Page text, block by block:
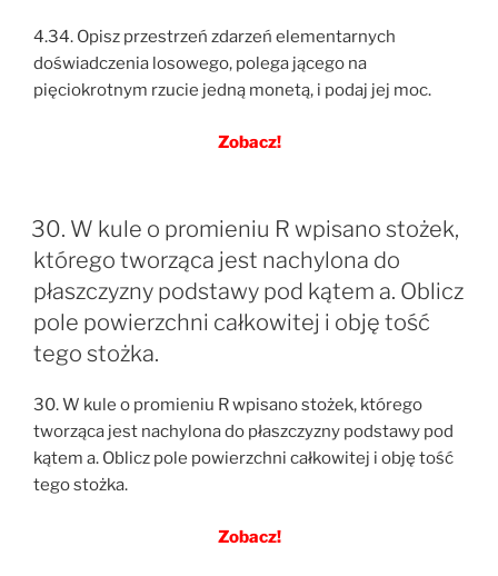
4.34. Opisz przestrzeń zdarzeń elementarnych
doświadczenia losowego, polega jącego na
pięciokrotnym rzucie jedną monetą, i podaj jej moc.
Zobacz!
30. W kule o promieniu R wpisano stożek,
którego tworząca jest nachylona do
płaszczyzny podstawy pod kątem a. Oblicz
pole powierzchni całkowitej i obję tość
tego stożka.
30. W kule o promieniu R wpisano stożek, którego
tworząca jest nachylona do płaszczyzny podstawy pod
kątem a. Oblicz pole powierzchni całkowitej i obję tość
tego stożka.
Zobacz!